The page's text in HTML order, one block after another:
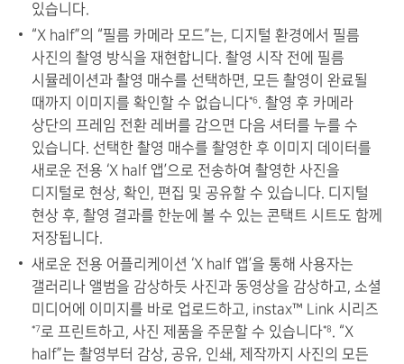
있습니다.
“X half”의 “필름 카메라 모드”는, 디지털 환경에서 필름
사진의 촬영 방식을 재현합니다. 촬영 시작 전에 필름
시뮬레이션과 촬영 매수를 선택하면, 모든 촬영이 완료될
때까지 이미지를 확인할 수 없습니다*6. 촬영 후 카메라
상단의 프레임 전환 레버를 감으면 다음 셔터를 누를 수
있습니다. 선택한 촬영 매수를 촬영한 후 이미지 데이터를
새로운 전용 ‘X half 앱’으로 전송하여 촬영한 사진을
디지털로 현상, 확인, 편집 및 공유할 수 있습니다. 디지털
현상 후, 촬영 결과를 한눈에 볼 수 있는 콘택트 시트도 함께
저장됩니다.
새로운 전용 어플리케이션 ‘X half 앱’을 통해 사용자는
갤러리나 앨범을 감상하듯 사진과 동영상을 감상하고, 소셜
미디어에 이미지를 바로 업로드하고, instax™ Link 시리즈
*7로 프린트하고, 사진 제품을 주문할 수 있습니다*8 . “X
half”는 촬영부터 감상, 공유, 인쇄, 제작까지 사진의 모든